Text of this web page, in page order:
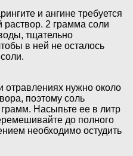
и ангине требуется
раствор. 2 грамма соли
тщательно
в ней не осталось
нужно около
поэтому соль
грамм. Насыпьте ее в литр
до полного
необходимо остудить